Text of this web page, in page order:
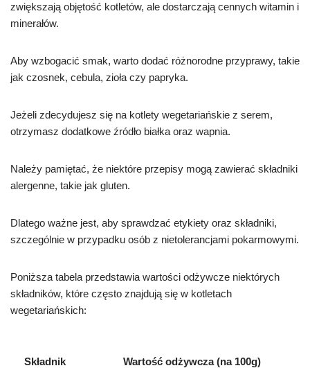
zwiększają objętość kotletów, ale dostarczają cennych witamin i
minerałów.
Aby wzbogacić smak, warto dodać różnorodne przyprawy, takie
jak czosnek, cebula, zioła czy papryka.
Jeżeli zdecydujesz się na kotlety wegetariańskie z serem,
otrzymasz dodatkowe źródło białka oraz wapnia.
Należy pamiętać, że niektóre przepisy mogą zawierać składniki
alergenne, takie jak gluten.
Dlatego ważne jest, aby sprawdzać etykiety oraz składniki,
szczególnie w przypadku osób z nietolerancjami pokarmowymi.
Poniższa tabela przedstawia wartości odżywcze niektórych
składników, które często znajdują się w kotletach
wegetariańskich:
Składnik Wartość odżywcza (na 100g)